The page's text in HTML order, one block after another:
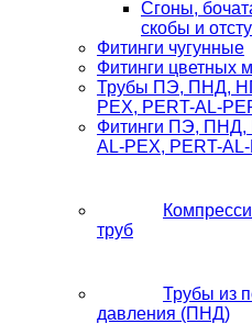
Сгоны,
скобы и
Фитинги чугунные
Фитинги цветных
Трубы ПЭ, ПНД,
PEX, PERT-AL-
Фитинги ПЭ, ПНД,
AL-PEX, PERT-
труб
Трубы из
давления (ПНД)